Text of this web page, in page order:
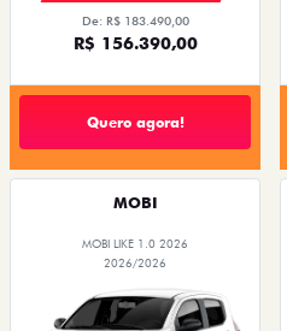
De: R$ 183.490,00
R$ 156.390,00
Quero agora!
MOBI
MOBI LIKE 1.0 2026
2026/2026